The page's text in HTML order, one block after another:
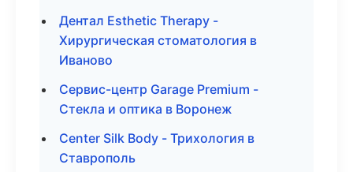
Дентал Esthetic Therapy -
Хирургическая стоматология в
Иваново
Сервис-центр Garage Premium -
Стекла и оптика в Воронеж
Center Silk Body - Трихология в
Ставрополь